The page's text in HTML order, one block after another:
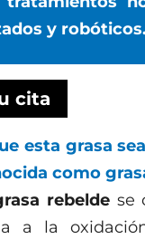
y robóticos.
cita
esta grasa
como
rebelde se
a la